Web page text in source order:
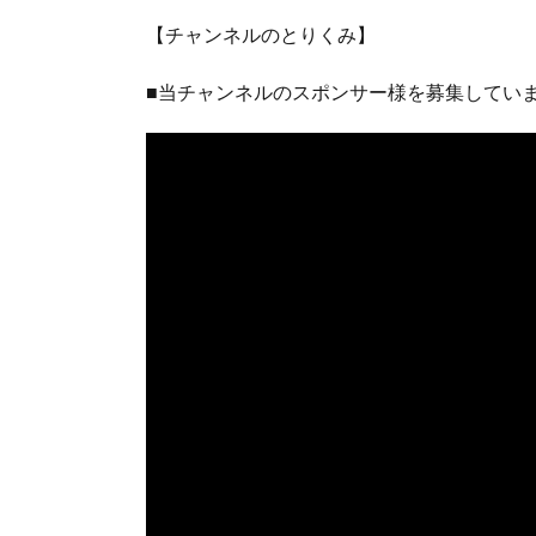
【チャンネルのとりくみ】
■当チャンネルのスポンサー様を募集してい